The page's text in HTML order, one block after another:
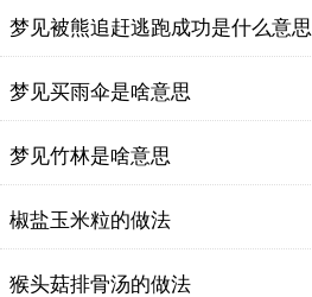
梦见被熊追赶逃跑成功是什么意思
梦见买雨伞是啥意思
梦见竹林是啥意思
椒盐玉米粒的做法
猴头菇排骨汤的做法